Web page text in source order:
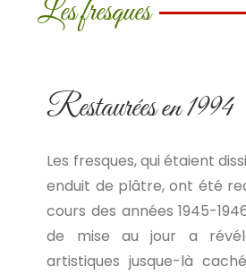
Les fresques
Restaurées en 1994
Les fresques, qui étaient
enduit de plâtre, ont été
cours des années 1945-
de mise au jour a
artistiques jusque-là